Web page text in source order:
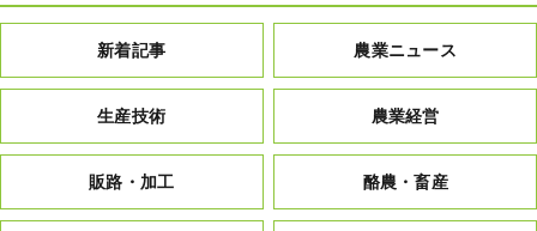
新着記事 農業ニュース
生産技術 農業経営
販路・加工 酪農・畜産